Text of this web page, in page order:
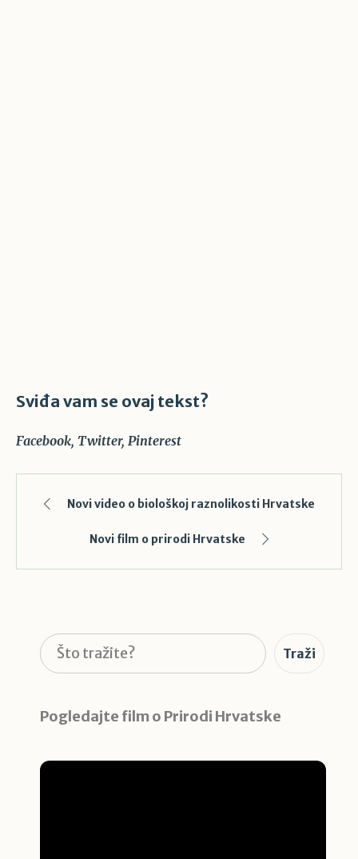
Sviđa vam se ovaj tekst?
Facebook Twitter Pinterest
Novi video o biološkoj raznolikosti Hrvatske
Novi film o prirodi Hrvatske
Pretraga Traži
Pogledajte film o Prirodi Hrvatske